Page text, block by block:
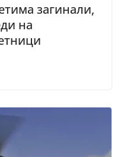
загинали,
на